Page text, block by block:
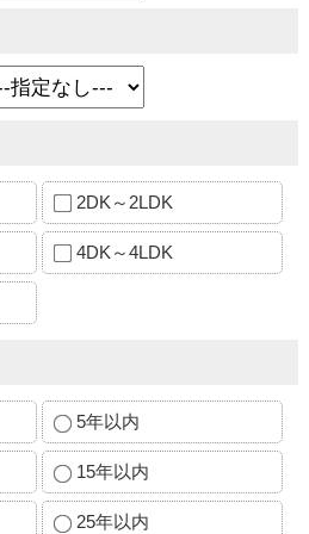
2DK～2LDK
4DK～4LDK
5年以内
15年以内
25年以内